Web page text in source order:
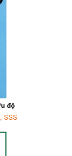
độ
SSS